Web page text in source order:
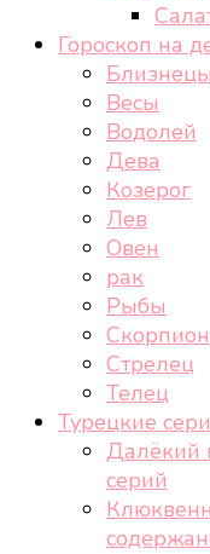
Гороскоп на
Близнецы
Весы
Водолей
Дева
Козерог
Лев
Овен
рак
Рыбы
Скорпион
Стрелец
Телец
Турецкие
Далёкий
серий